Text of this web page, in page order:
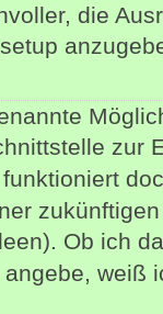
die
zur
funktioniert
Ob ich
weiß